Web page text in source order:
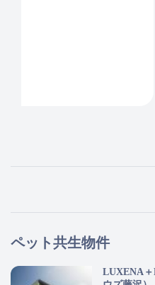
ペット共生物件
LUXENA